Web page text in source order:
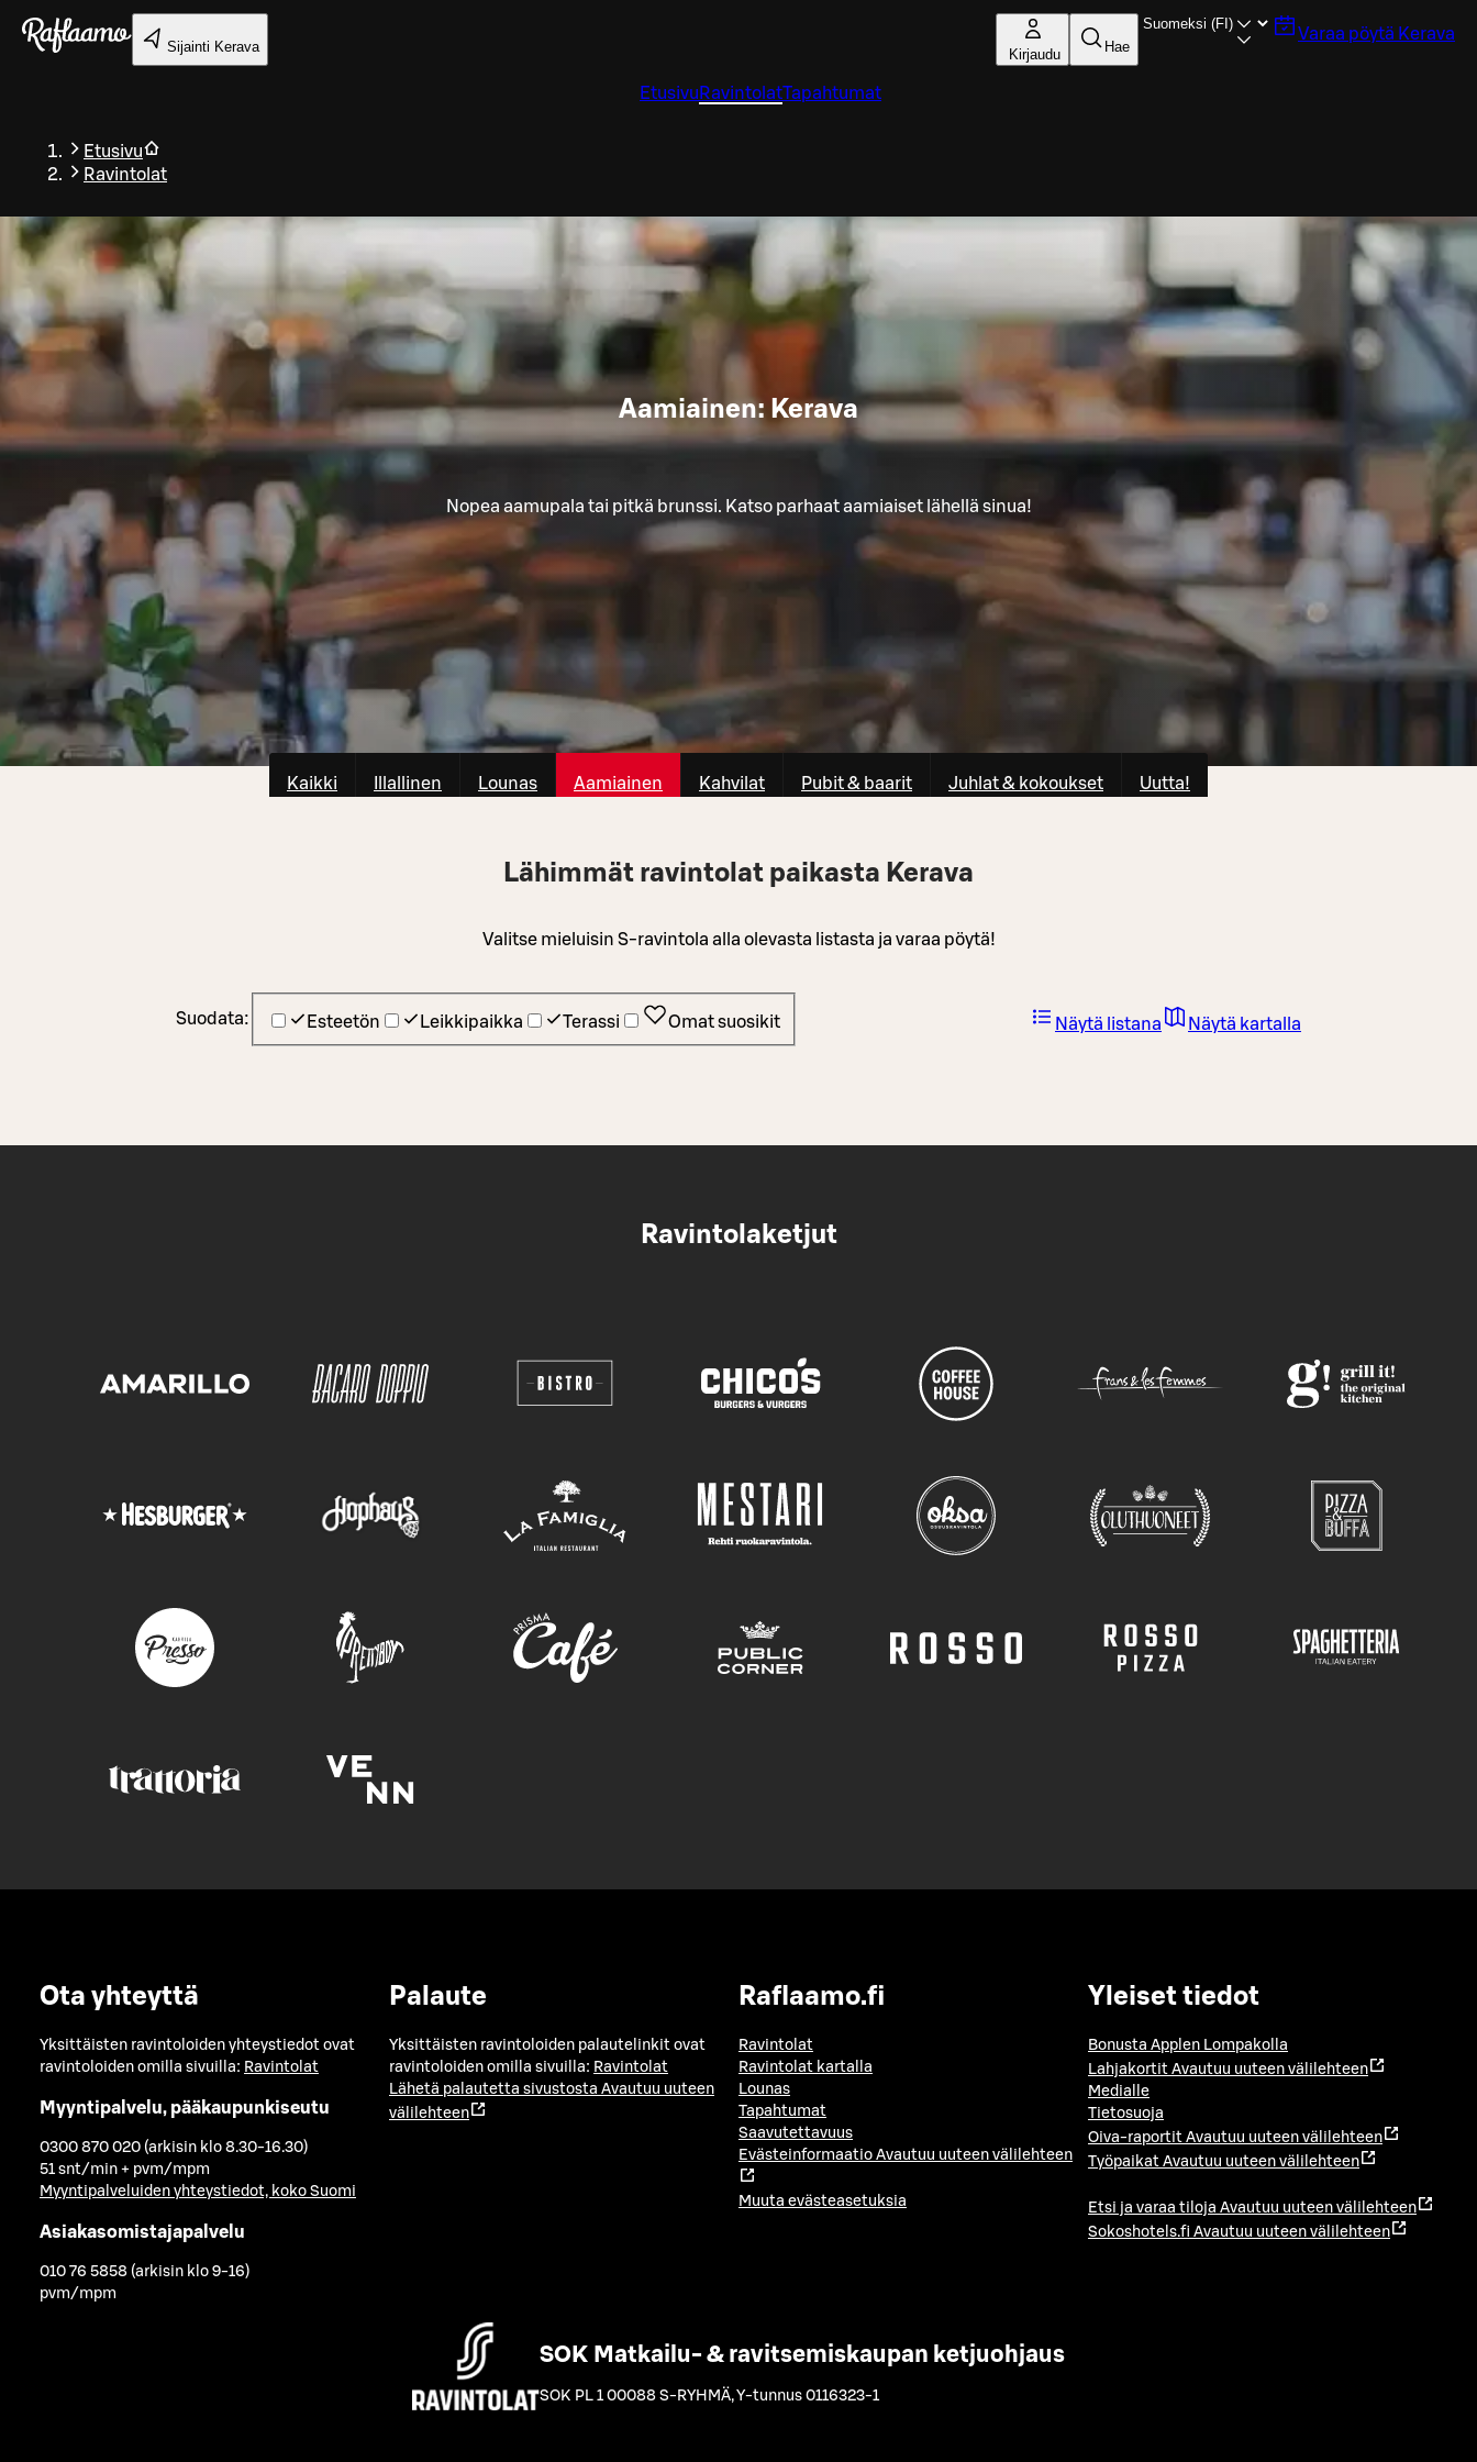
Siirry pääsisältöön
Sijainti Kerava Kirjaudu Hae
Varaa pöytä Kerava
Etusivu RavintolatTapahtumat
Etusivu
Ravintolat
Aamiainen: Kerava
Nopea aamupala tai pitkä brunssi. Katso parhaat aamiaiset lähellä sinua!
Kaikki Illallinen Lounas Aamiainen Kahvilat Pubit & baarit Juhlat & kokoukset Uutta!
Lähimmät ravintolat paikasta Kerava
Valitse mieluisin S-ravintola alla olevasta listasta ja varaa pöytä!
Suodata: Esteetön Leikkipaikka Terassi Omat suosikit Näytä listana Näytä kartalla
Ravintolaketjut
Ota yhteyttä
Yksittäisten ravintoloiden yhteystiedot ovat
ravintoloiden omilla sivuilla: Ravintolat
Myyntipalvelu, pääkaupunkiseutu
0300 870 020 (arkisin klo 8.30-16.30)
51 snt/min + pvm/mpm
Myyntipalveluiden yhteystiedot, koko Suomi
Asiakasomistajapalvelu
010 76 5858 (arkisin klo 9-16)
pvm/mpm
Palaute
Yksittäisten ravintoloiden palautelinkit ovat
ravintoloiden omilla sivuilla: Ravintolat
Lähetä palautetta sivustosta Avautuu uuteen
välilehteen
Raflaamo.fi
Ravintolat
Ravintolat kartalla
Lounas
Tapahtumat
Saavutettavuus
Evästeinformaatio Avautuu uuteen välilehteen
Muuta evästeasetuksia
Yleiset tiedot
Bonusta Applen Lompakolla
Lahjakortit Avautuu uuteen välilehteen
Medialle
Tietosuoja
Oiva-raportit Avautuu uuteen välilehteen
Työpaikat Avautuu uuteen välilehteen
Etsi ja varaa tiloja Avautuu uuteen välilehteen
Sokoshotels.fi Avautuu uuteen välilehteen
SOK Matkailu- & ravitsemiskaupan ketjuohjaus
SOK PL 1 00088 S-RYHMÄ,Y-tunnus 0116323-1